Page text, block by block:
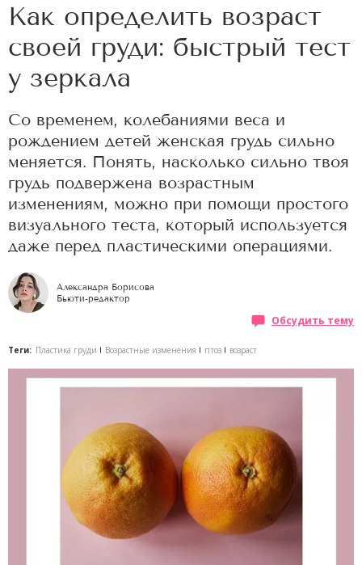
Как определить возраст
своей груди: быстрый тест
у зеркала
Со временем, колебаниями веса и
рождением детей женская грудь сильно
меняется. Понять, насколько сильно твоя
грудь подвержена возрастным
изменениям, можно при помощи простого
визуального теста, который используется
даже перед пластическими операциями.
Александра Борисова
Бьюти-редактор
Обсудить тему
Теги: Пластика груди Возрастные изменения птоз возраст